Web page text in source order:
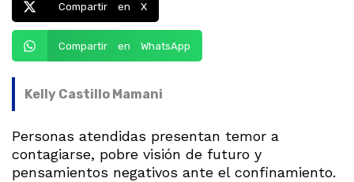
Compartir en X
Compartir en WhatsApp
Kelly Castillo Mamani
Personas atendidas presentan temor a
contagiarse, pobre visión de futuro y
pensamientos negativos ante el confinamiento.